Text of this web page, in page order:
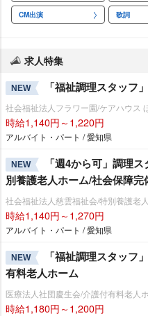
CM出演 歌詞
求人特集
NEW 「福祉調理スタッフ
社会福祉法人フラワー園/ケアハウス
時給1,140円～1,220円
アルバイト・パート / 愛知県
NEW
「週4から可」調理
別養護老人ホーム/社会保障完
社会福祉法人慈雲福祉会/特別養護老
時給1,140円～1,270円
アルバイト・パート / 愛知県
NEW
「福祉調理スタッフ
有料老人ホーム
医療法人社団慶生会/介護付有料老人
時給1,180円～1,200円